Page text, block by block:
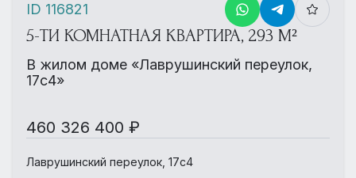
5-ТИ КОМНАТНАЯ КВАРТИРА, 293 М²
В жилом доме «Лаврушинский переулок,
17с4»
460 326 400 ₽
Лаврушинский переулок, 17с4
ID 116821